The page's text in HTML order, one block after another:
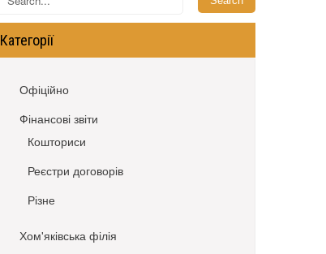
Категорії
Офіційно
Фінансові звіти
Кошториси
Реєстри договорів
Різне
Хом'яківська філія